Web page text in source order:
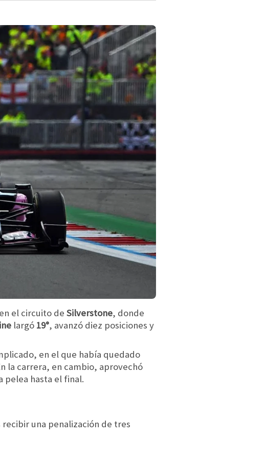
el circuito de Silverstone, donde
largó 19°, avanzó diez posiciones y
en el que había quedado
la carrera, en cambio, aprovechó
pelea hasta el final.
una penalización de tres